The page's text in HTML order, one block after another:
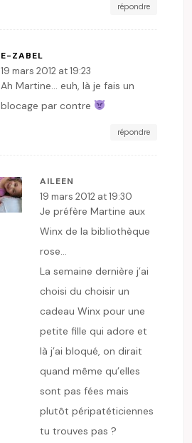
répondre
E-ZABEL
19 mars 2012 at 19:23
Ah Martine… euh, là je fais un
blocage par contre
répondre
AILEEN
19 mars 2012 at 19:30
Je préfère Martine aux
Winx de la bibliothèque
rose…
La semaine dernière j’ai
choisi du choisir un
cadeau Winx pour une
petite fille qui adore et
là j’ai bloqué, on dirait
quand même qu’elles
sont pas fées mais
plutôt péripatéticiennes
tu trouves pas ?